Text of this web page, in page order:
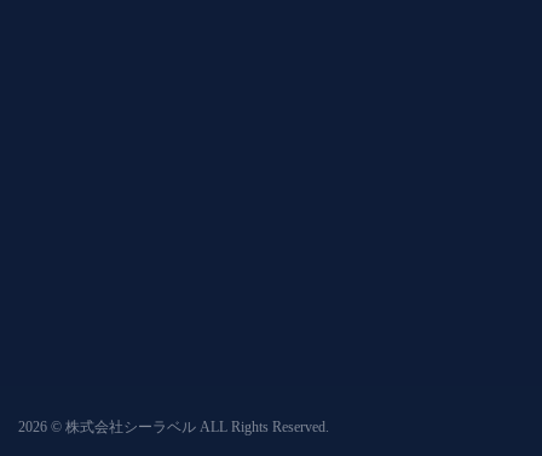
2026 © 株式会社シーラベル ALL Rights Reserved.